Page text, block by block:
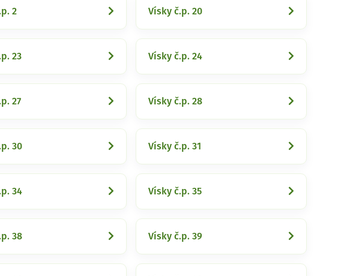
2 Vísky č.p. 20
23 Vísky č.p. 24
27 Vísky č.p. 28
30 Vísky č.p. 31
34 Vísky č.p. 35
38 Vísky č.p. 39